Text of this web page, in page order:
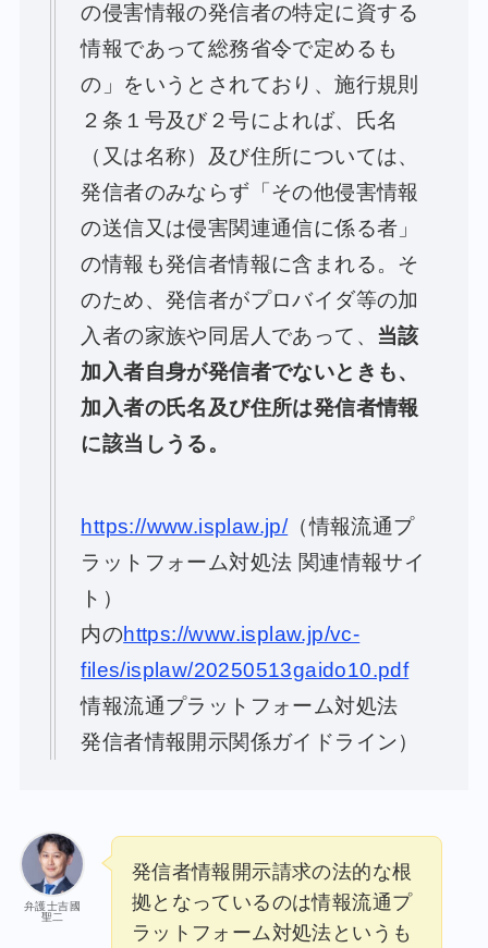
の侵害情報の発信者の特定に資する
情報であって総務省令で定めるも
の」をいうとされており、施行規則
２条１号及び２号によれば、氏名
（又は名称）及び住所については、
発信者のみならず「その他侵害情報
の送信又は侵害関連通信に係る者」
の情報も発信者情報に含まれる。そ
のため、発信者がプロバイダ等の加
入者の家族や同居人であって、 当該
加入者自身が発信者でないときも、
加入者の氏名及び住所は発信者情報
に該当しうる。
https://www.isplaw.jp/（情報流通プ
ラットフォーム対処法 関連情報サイ
ト）
内のhttps://www.isplaw.jp/vc-
files/isplaw/20250513gaido10.pdf
情報流通プラットフォーム対処法
発信者情報開示関係ガイドライン）
弁護士吉國
聖二
発信者情報開示請求の法的な根
拠となっているのは情報流通プ
ラットフォーム対処法というも